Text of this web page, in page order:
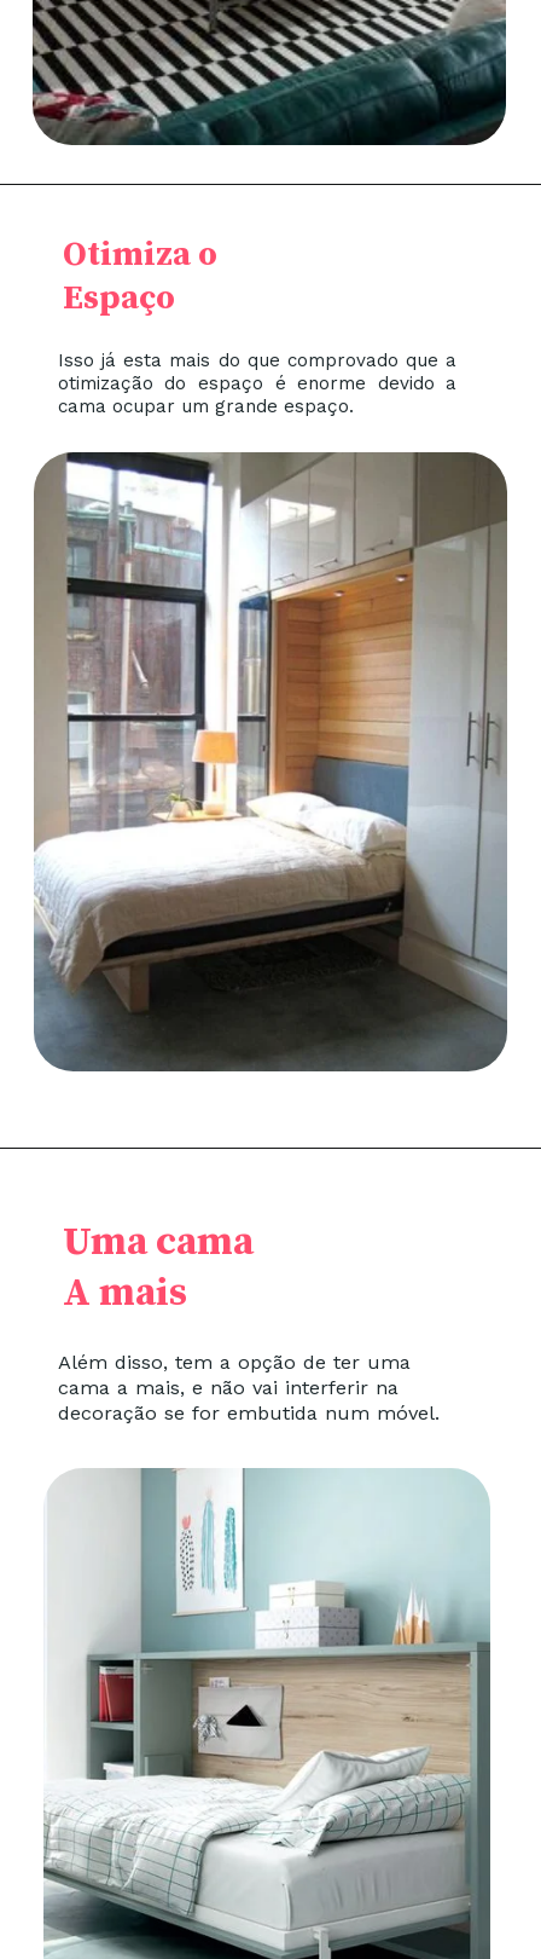
Isso já esta mais do que comprovado que a
otimização do espaço é enorme devido a
cama ocupar um grande espaço.
Otimiza o
Espaço
Além disso, tem a opção de ter uma
cama a mais, e não vai interferir na
decoração se for embutida num móvel.
Uma cama
A mais